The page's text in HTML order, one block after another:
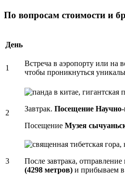
По вопросам стоимости и
День
1
Встреча в аэропорту или на
чтобы проникнуться
2 Завтрак. Посещение Научно-
Посещение Музея
3 После завтрака,
(4298 метров) и прибываем в